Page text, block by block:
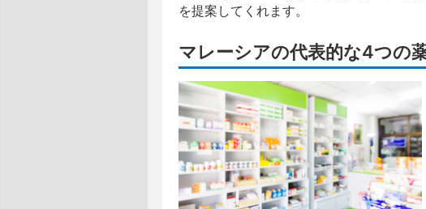
を提案してくれます。
マレーシアの代表的な4つの